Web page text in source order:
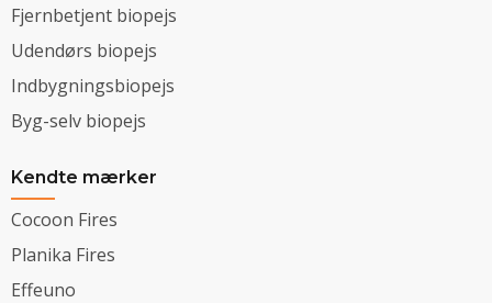
Fjernbetjent biopejs
Udendørs biopejs
Indbygningsbiopejs
Byg-selv biopejs
Kendte mærker
Cocoon Fires
Planika Fires
Effeuno